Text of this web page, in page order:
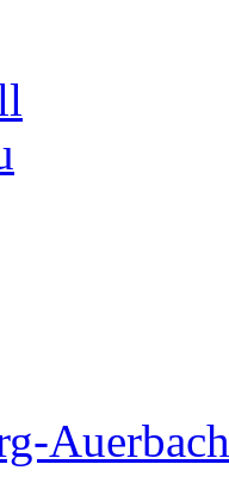
Auerbach